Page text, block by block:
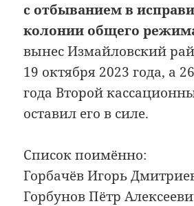
с отбыванием в
колонии общего
вынес Измайловский
19 октября 2023 года, а
года Второй
оставил его в силе.
Список поимённо:
Горбачёв Игорь
Горбунов Пётр